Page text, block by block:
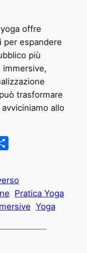
offre
per espandere
più
immersive,
trasformare
allo
Pratica Yoga
Yoga